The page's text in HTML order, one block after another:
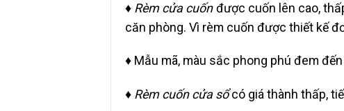
♦ Rèm cửa cuốnđược cuốn lên cao,
căn phòng. Vì rèm cuốn được thiết kế
♦ Mẫu mã, màu sắc phong phú đem
♦ Rèm cuốn cửa sổcó giá thành thấp,